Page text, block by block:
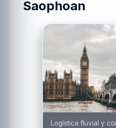
Saophoan
Logística fluvial y